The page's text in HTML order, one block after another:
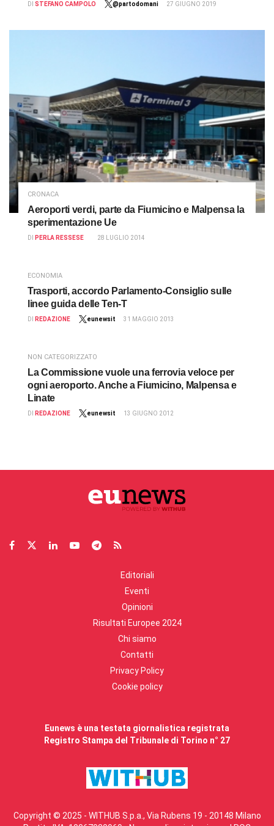
DI STEFANO CAMPOLO @partodomani 27 GIUGNO 2019
CRONACA
Aeroporti verdi, parte da Fiumicino e Malpensa la
sperimentazione Ue
DI PERLA RESSESE 28 LUGLIO 2014
ECONOMIA
Trasporti, accordo Parlamento-Consiglio sulle
linee guida delle Ten-T
DI REDAZIONE eunewsit 31 MAGGIO 2013
NON CATEGORIZZATO
La Commissione vuole una ferrovia veloce per
ogni aeroporto. Anche a Fiumicino, Malpensa e
Linate
DI REDAZIONE eunewsit 13 GIUGNO 2012
Editoriali
Eventi
Opinioni
Risultati Europee 2024
Chi siamo
Contatti
Privacy Policy
Cookie policy
Eunews è una testata giornalistica registrata
Registro Stampa del Tribunale di Torino n° 27
Copyright © 2025 - WITHUB S.p.a., Via Rubens 19 - 20148 Milano